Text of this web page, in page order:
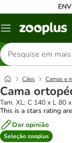
Menu
Pesquisar
produtos
Cães Camas e
Cama
Tam. XL: C 140 x L 80
This is a stars rating
Dar opinião
Seleção zooplus